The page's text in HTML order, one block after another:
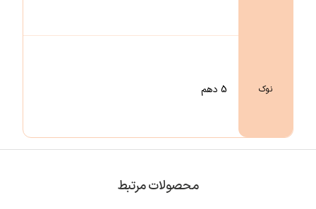
نوک 5 دهم
محصولات مرتبط